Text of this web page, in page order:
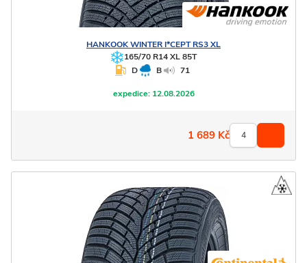
HANKOOKWINTER I*CEPT RS3 XL
165/70 R14 XL 85T
D
B 71
expedice:12.08.2026
1 689 Kč